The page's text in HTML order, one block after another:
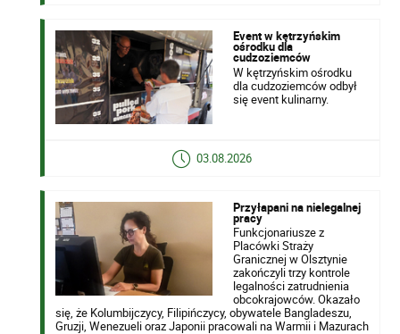
Event w kętrzyńskim
ośrodku dla
cudzoziemców
W kętrzyńskim ośrodku
dla cudzoziemców odbył
się event kulinarny.
03.08.2026
Przyłapani na nielegalnej
pracy
Funkcjonariusze z
Placówki Straży
Granicznej w Olsztynie
zakończyli trzy kontrole
legalności zatrudnienia
obcokrajowców. Okazało
się, że Kolumbijczycy, Filipińczycy, obywatele Bangladeszu,
Gruzji, Wenezueli oraz Japonii pracowali na Warmii i Mazurach